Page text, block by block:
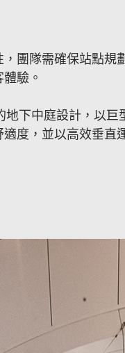
團隊需確保站點規
驗。
下中庭設計，以巨
度，並以高效垂直